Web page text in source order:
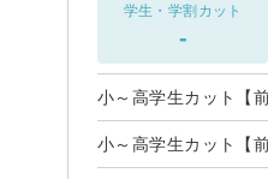
学生・学割カット
-
小～高学生カット【
小～高学生カット【